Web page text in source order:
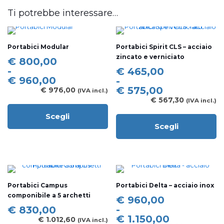
Ti potrebbe interessare…
Portabici Modular
€ 800,00
-
€ 960,00
Fascia
di
prezzo:
a
€ 960,00
€ 976,00 (IVA incl.)
Scegli
prodotto
Le
possono
essere
scelte
nella
Portabici Spirit CLS – acciaio
zincato e verniciato
€ 465,00
-
€ 575,00
Fascia
di
prezzo:
a
€ 575,00
€ 567,30 (IVA incl.)
Scegli
prodotto
varianti.
opzioni
possono
essere
scelte
Portabici Campus
componibile a 5 archetti
€ 830,00
€ 1.012,60 (IVA incl.)
Portabici Delta – acciaio inox
€ 960,00
-
€ 1.150,00
Fascia
di
prezzo: